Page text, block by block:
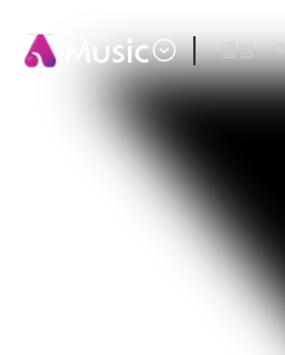
앨범